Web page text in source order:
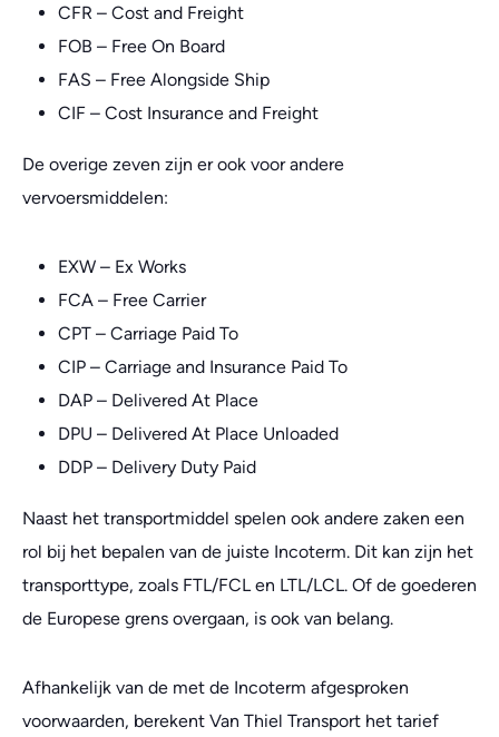
CFR – Cost and Freight
FOB – Free On Board
FAS – Free Alongside Ship
CIF – Cost Insurance and Freight
De overige zeven zijn er ook voor andere
vervoersmiddelen:
EXW – Ex Works
FCA – Free Carrier
CPT – Carriage Paid To
CIP – Carriage and Insurance Paid To
DAP – Delivered At Place
DPU – Delivered At Place Unloaded
DDP – Delivery Duty Paid
Naast het transportmiddel spelen ook andere zaken een
rol bij het bepalen van de juiste Incoterm. Dit kan zijn het
transporttype, zoals FTL/FCL en LTL/LCL. Of de goederen
de Europese grens overgaan, is ook van belang.
Afhankelijk van de met de Incoterm afgesproken
voorwaarden, berekent Van Thiel Transport het tarief